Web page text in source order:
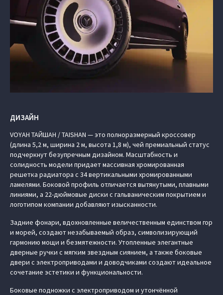
ДИЗАЙН
VOYAH ТАЙШАН / TAISHAN — это полноразмерный кроссовер
(длина 5,2 м, ширина 2 м, высота 1,8 м), чей премиальный статус
подчеркнут безупречным дизайном. Масштабность и
солидность модели придает массивная хромированная
решетка радиатора с 34 вертикальными хромированными
ламелями. Боковой профиль отличается вытянутыми, плавными
линиями, а 22-дюймовые диски с гальваническим покрытием и
логотипом компании добавляют изысканности.
Задние фонари, вдохновленные величественным единством гор
и морей, создают незабываемый образ, символизирующий
гармонию мощи и безмятежности. Утопленные элегантные
дверные ручки с мягким звездным сиянием, а также боковые
двери с электроприводами и доводчиками создают идеальное
сочетание эстетики и функциональности.
Боковые подножки с электроприводом и утончённой